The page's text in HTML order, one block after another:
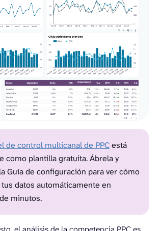
de control multicanal de PPCestá
como plantilla gratuita. Ábrela y
Guía de configuración para ver cómo
datos automáticamente en
minutos.